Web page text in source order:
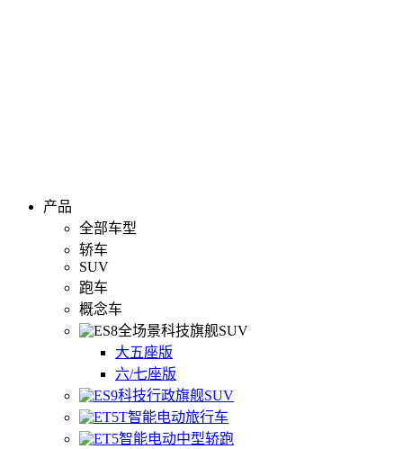
产品
全部车型
轿车
SUV
跑车
概念车
全场景科技旗舰SUV
大五座版
六/七座版
科技行政旗舰SUV
智能电动旅行车
智能电动中型轿跑